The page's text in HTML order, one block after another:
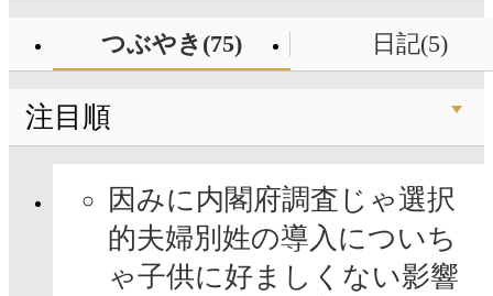
つぶやき(75) 日記(5)
注目順
因みに内閣府調査じゃ選択
的夫婦別姓の導入についち
ゃ子供に好ましくない影響